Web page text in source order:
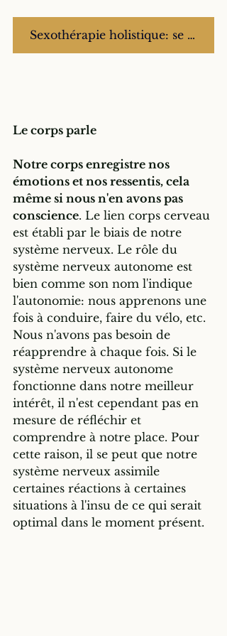
Sexothérapie holistique: se faire accompagner
Le corps parle
Notre corps enregistre nos
émotions et nos ressentis, cela
même si nous n'en avons pas
conscience. Le lien corps cerveau
est établi par le biais de notre
système nerveux. Le rôle du
système nerveux autonome est
bien comme son nom l'indique
l'autonomie: nous apprenons une
fois à conduire, faire du vélo, etc.
Nous n'avons pas besoin de
réapprendre à chaque fois. Si le
système nerveux autonome
fonctionne dans notre meilleur
intérêt, il n'est cependant pas en
mesure de réfléchir et
comprendre à notre place. Pour
cette raison, il se peut que notre
système nerveux assimile
certaines réactions à certaines
situations à l'insu de ce qui serait
optimal dans le moment présent.